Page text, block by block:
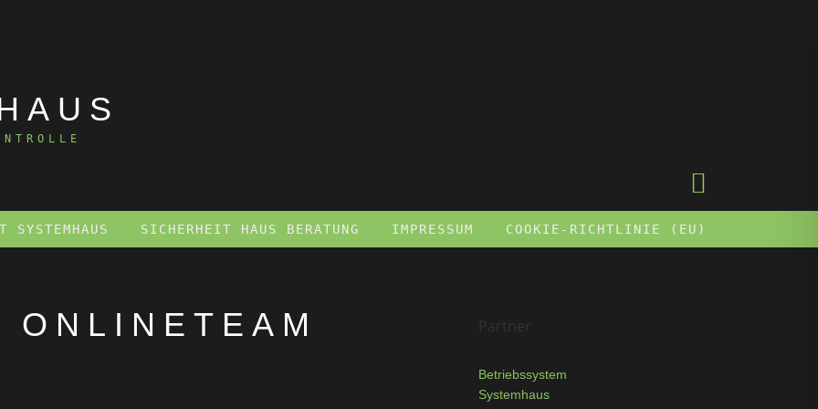
SYSTEMHAUS SICHERHEIT HAUS BERATUNG IMPRESSUM COOKIE-RICHTLINIE (EU)
ONLINETEAM Partner
Betriebssystem
Systemhaus